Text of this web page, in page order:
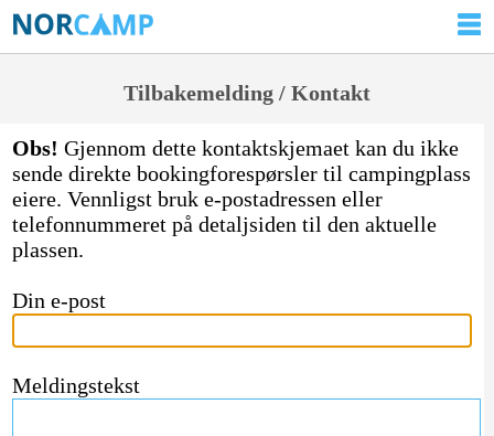
Tilbakemelding / Kontakt
Obs! Gjennom dette kontaktskjemaet kan du ikke
sende direkte bookingforespørsler til campingplass
eiere. Vennligst bruk e-postadressen eller
telefonnummeret på detaljsiden til den aktuelle
plassen.
Din e-post
Meldingstekst